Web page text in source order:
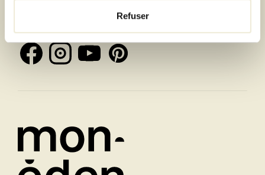
Refuser
Inscrivez-vous à la newsletter et recevez toutes les